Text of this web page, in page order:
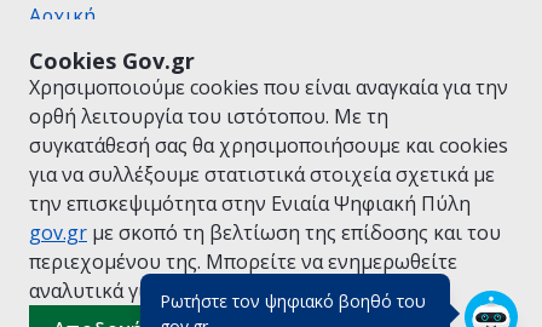
Ρωτήστε τον ψηφιακό βοηθό του
Cookies Gov.gr
Χρησιμοποιούμε cookies που είναι αναγκαία για την
ορθή λειτουργία του ιστότοπου. Με τη
συγκατάθεσή σας θα χρησιμοποιήσουμε και cookies
για να συλλέξουμε στατιστικά στοιχεία σχετικά με
την επισκεψιμότητα στην Ενιαία Ψηφιακή Πύλη
gov.gr με σκοπό τη βελτίωση της επίδοσης και του
περιεχομένου της. Μπορείτε να ενημερωθείτε
αναλυτικά για την Πολιτική Cookies.
Αρχική
Όροι Χρήσης
Πολιτική Απορρήτου
Δήλωση προσβασιμότητας
Πολιτική cookies
Προτάσεις για το gov.gr
Υλοποίηση από το Υπουργείο Ψηφιακής
Διακυβέρνησης
Ελληνικά |Αγγλικά